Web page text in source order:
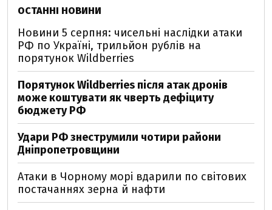
ОСТАННІ НОВИНИ
Новини 5 серпня: чисельні наслідки атаки
РФ по Україні, трильйон рублів на
порятунок Wildberries
Порятунок Wildberries після атак дронів
може коштувати як чверть дефіциту
бюджету РФ
Удари РФ знеструмили чотири райони
Дніпропетровщини
Атаки в Чорному морі вдарили по світових
постачаннях зерна й нафти